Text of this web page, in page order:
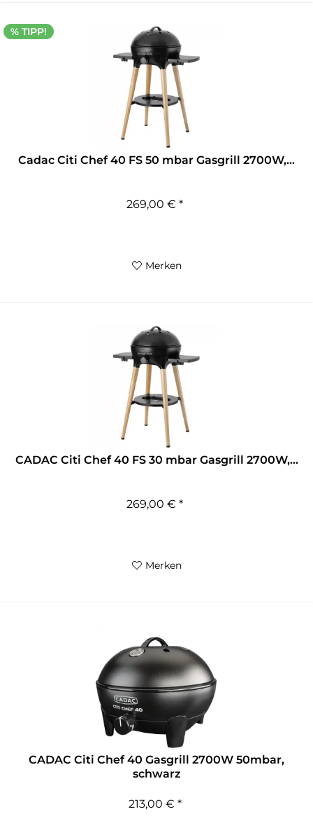
% TIPP!
Cadac Citi Chef 40 FS 50 mbar Gasgrill 2700W,...
269,00 € *
Merken
CADAC Citi Chef 40 FS 30 mbar Gasgrill 2700W,...
269,00 € *
Merken
CADAC Citi Chef 40 Gasgrill 2700W 50mbar,
schwarz
213,00 € *